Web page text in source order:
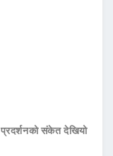
प्रदर्शनको संकेत देखियो